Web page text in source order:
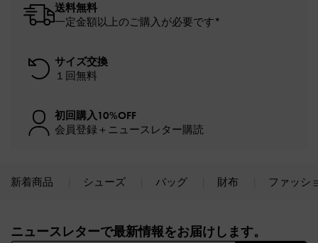
送料無料
一定金額以上のご購入が必要です*
サイズ交換
１回無料
初回購入10%OFF
会員登録＋ニュースレター購読
新着商品 シューズ バッグ 財布 ファッシ
ニュースレターで最新情報をお届けします。​